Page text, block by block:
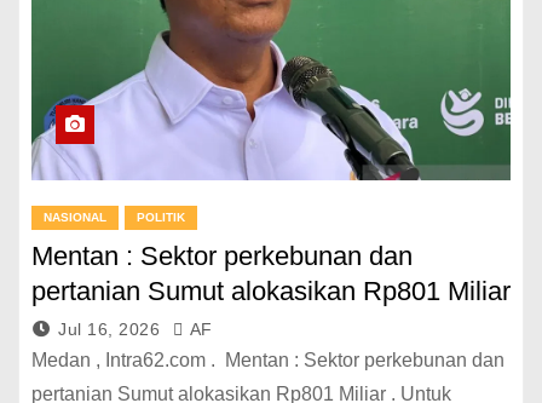
NASIONAL POLITIK
Mentan : Sektor perkebunan dan
pertanian Sumut alokasikan Rp801 Miliar
Jul 16, 2026 AF
Medan , Intra62.com . Mentan : Sektor perkebunan dan
pertanian Sumut alokasikan Rp801 Miliar . Untuk